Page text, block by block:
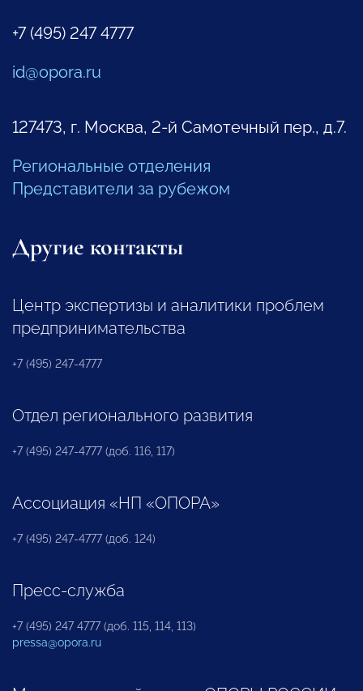
+7 (495) 247 4777
id@opora.ru
127473, г. Москва, 2-й Самотечный пер., д.7.
Региональные отделения
Представители за рубежом
Другие контакты
Центр экспертизы и аналитики проблем
предпринимательства
+7 (495) 247-4777
Отдел регионального развития
+7 (495) 247-4777 (доб. 116, 117)
Ассоциация «НП «ОПОРА»
+7 (495) 247-4777 (доб. 124)
Пресс-служба
+7 (495) 247 4777 (доб. 115, 114, 113)
pressa@opora.ru